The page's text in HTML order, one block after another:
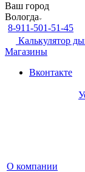
Ваш город
Вологда
8-911-501-51-45
Калькулятор
Магазины
Вконтакте
О компании